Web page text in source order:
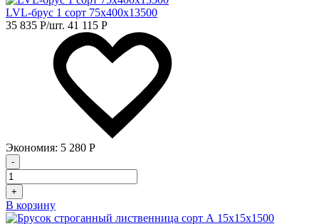
LVL-брус 1 сорт 75х400х13500
35 835 Р/шт. 41 115 Р
Экономия: 5 280 Р
-
+
В корзину